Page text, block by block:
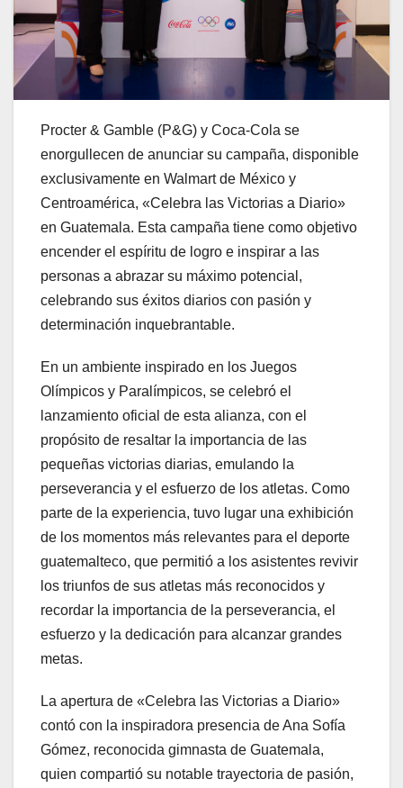
Procter & Gamble (P&G) y Coca-Cola se
enorgullecen de anunciar su campaña, disponible
exclusivamente en Walmart de México y
Centroamérica, «Celebra las Victorias a Diario»
en Guatemala. Esta campaña tiene como objetivo
encender el espíritu de logro e inspirar a las
personas a abrazar su máximo potencial,
celebrando sus éxitos diarios con pasión y
determinación inquebrantable.
En un ambiente inspirado en los Juegos
Olímpicos y Paralímpicos, se celebró el
lanzamiento oficial de esta alianza, con el
propósito de resaltar la importancia de las
pequeñas victorias diarias, emulando la
perseverancia y el esfuerzo de los atletas. Como
parte de la experiencia, tuvo lugar una exhibición
de los momentos más relevantes para el deporte
guatemalteco, que permitió a los asistentes revivir
los triunfos de sus atletas más reconocidos y
recordar la importancia de la perseverancia, el
esfuerzo y la dedicación para alcanzar grandes
metas.
La apertura de «Celebra las Victorias a Diario»
contó con la inspiradora presencia de Ana Sofía
Gómez, reconocida gimnasta de Guatemala,
quien compartió su notable trayectoria de pasión,